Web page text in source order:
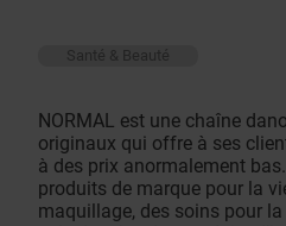
Santé & Beauté
NORMAL est une chaîne
originaux qui offre à ses
à des prix anormalement
produits de marque pour la
maquillage, des soins pour